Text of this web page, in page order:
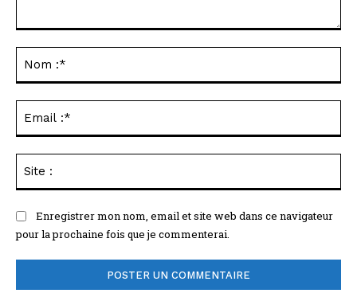
Enregistrer mon nom, email et site web dans ce navigateur
pour la prochaine fois que je commenterai.